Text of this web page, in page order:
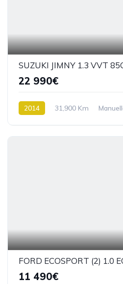
SUZUKI JIMNY 1.3 VVT
22 990€
2014 31,900 Km
11 490€